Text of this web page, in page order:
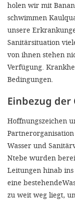
holen wir mit
schwimmen
unsere
Sanitärsituation
von ihnen stehen
Verfügung.
Bedingungen.
Einbezug der
Hoffnungszeichen
Partnerorganisation
Wasser und
Ntebe wurden
Leitungen hinab
eine
zu weit weg liegt,